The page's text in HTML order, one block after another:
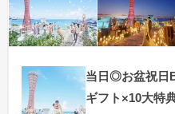
当日◎お盆祝日
ギフト×10大特